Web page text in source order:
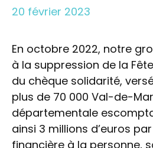
20 février 2023
En octobre 2022, notre
à la suppression de la
du chèque solidarité,
plus de 70 000 Val-de-
départementale
ainsi 3 millions d’euros
financière à la personne,